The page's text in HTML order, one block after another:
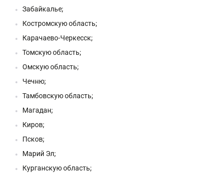
Забайкалье;
Костромскую область;
Карачаево-Черкесск;
Томскую область;
Омскую область;
Чечню;
Тамбовскую область;
Магадан;
Киров;
Псков;
Марий Эл;
Курганскую область;